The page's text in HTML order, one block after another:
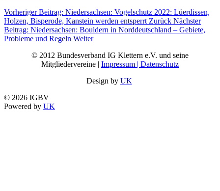
Vorheriger Beitrag: Niedersachsen: Vogelschutz 2022: Lüerdissen,
Holzen, Bisperode, Kanstein werden entsperrt Zurück Nächster
Beitrag: Niedersachsen: Bouldern in Norddeutschland – Gebiete,
Probleme und Regeln Weiter
© 2012 Bundesverband IG Klettern e.V. und seine
Mitgliedervereine | Impressum | Datenschutz
Design by UK
© 2026 IGBV
Powered by UK